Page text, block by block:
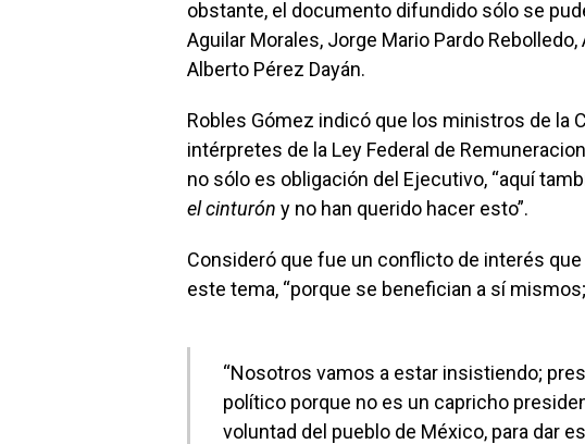
obstante, el documento difundido sólo se
Aguilar Morales, Jorge Mario Pardo
Alberto Pérez Dayán.
Robles Gómez indicó que los ministros de la
intérpretes de la Ley Federal de
no sólo es obligación del Ejecutivo, “aquí
el cinturón y no han querido hacer esto”.
Consideró que fue un conflicto de interés
este tema, “porque se benefician a sí
“Nosotros vamos a estar insistiendo;
político porque no es un capricho
voluntad del pueblo de México, para dar